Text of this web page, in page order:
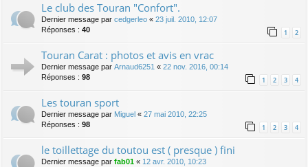
Le club des Touran "Confort".
Dernier message par cedgerleo « 23 juil. 2010, 12:07
Réponses : 40 1 2
Touran Carat : photos et avis en vrac
Dernier message par Arnaud6251 « 22 nov. 2016, 00:14
Réponses : 98 1 2 3 4
Les touran sport
Dernier message par Miguel « 27 mai 2010, 22:25
Réponses : 98 1 2 3 4
le toillettage du toutou est ( presque ) fini
Dernier message par fab01 « 12 avr. 2010, 10:23